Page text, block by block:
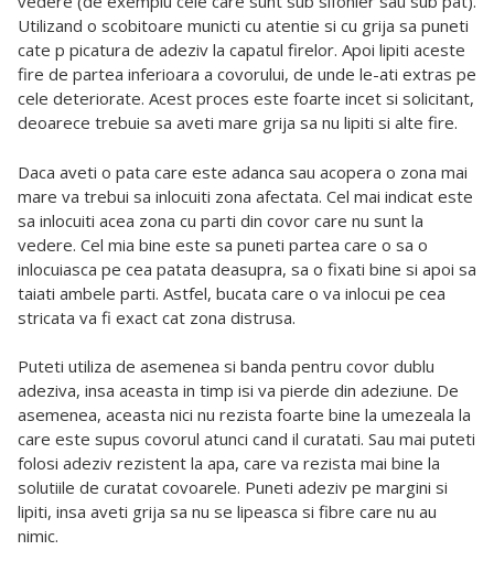
Utilizand o scobitoare municti cu atentie si cu grija sa puneti
cate p picatura de adeziv la capatul firelor. Apoi lipiti aceste
fire de partea inferioara a covorului, de unde le-ati extras pe
cele deteriorate. Acest proces este foarte incet si solicitant,
deoarece trebuie sa aveti mare grija sa nu lipiti si alte fire.
Daca aveti o pata care este adanca sau acopera o zona mai
mare va trebui sa inlocuiti zona afectata. Cel mai indicat este
sa inlocuiti acea zona cu parti din covor care nu sunt la
vedere. Cel mia bine este sa puneti partea care o sa o
inlocuiasca pe cea patata deasupra, sa o fixati bine si apoi sa
taiati ambele parti. Astfel, bucata care o va inlocui pe cea
stricata va fi exact cat zona distrusa.
Puteti utiliza de asemenea si banda pentru covor dublu
adeziva, insa aceasta in timp isi va pierde din adeziune. De
asemenea, aceasta nici nu rezista foarte bine la umezeala la
care este supus covorul atunci cand il curatati. Sau mai puteti
folosi adeziv rezistent la apa, care va rezista mai bine la
solutiile de curatat covoarele. Puneti adeziv pe margini si
lipiti, insa aveti grija sa nu se lipeasca si fibre care nu au
nimic.